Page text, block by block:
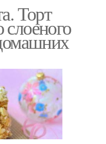
Торт
слоеного